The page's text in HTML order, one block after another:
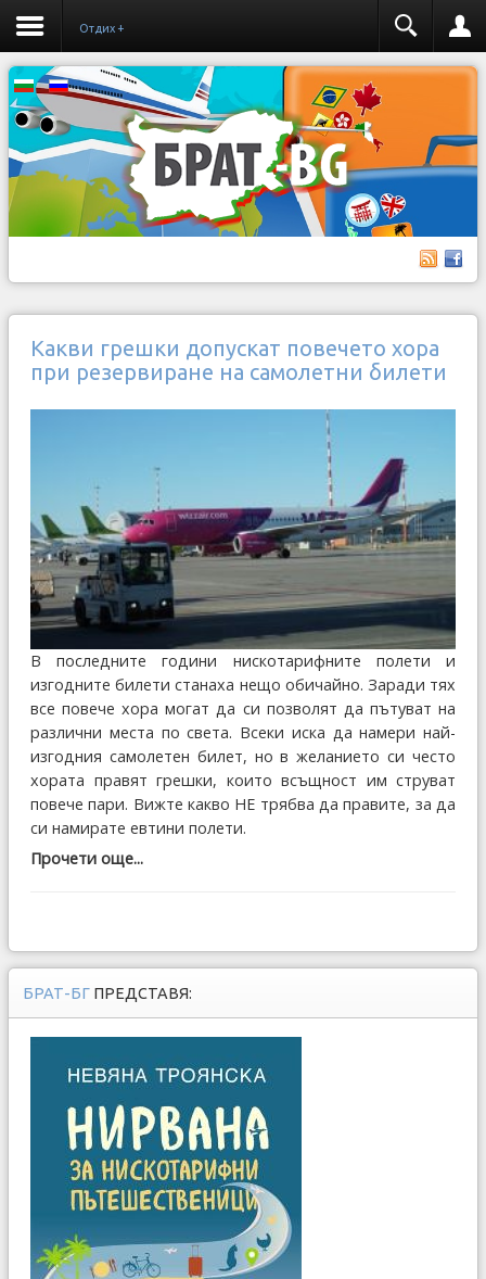
Отдих +
Какви грешки допускат повечето хора
при резервиране на самолетни билети
В последните години нискотарифните полети и
изгодните билети станаха нещо обичайно. Заради тях
все повече хора могат да си позволят да пътуват на
различни места по света. Всеки иска да намери най-
изгодния самолетен билет, но в желанието си често
хората правят грешки, които всъщност им струват
повече пари. Вижте какво НЕ трябва да правите, за да
си намирате евтини полети.
Прочети още...
БРАТ-БГ ПРЕДСТАВЯ: